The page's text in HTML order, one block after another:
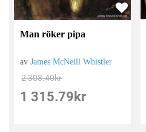
Man röker pipa
avJames McNeill Whistler
2 308.40kr
1 315.79 kr